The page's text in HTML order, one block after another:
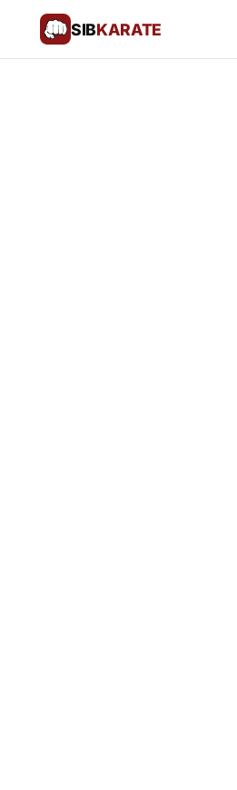
SIBKARATE